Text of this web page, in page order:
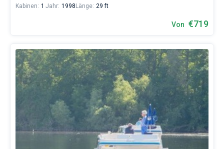
der
Angebote
Sireuil
von
eines
Kabinen: 1 Jahr: 1998 Länge: 29 ft
Von €719